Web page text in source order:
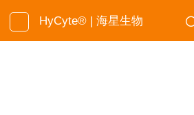
HyCyte® | 海星生物